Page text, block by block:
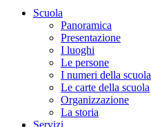
Scuola
Panoramica
Presentazione
I luoghi
Le persone
I numeri della scuola
Le carte della scuola
Organizzazione
La storia
Servizi